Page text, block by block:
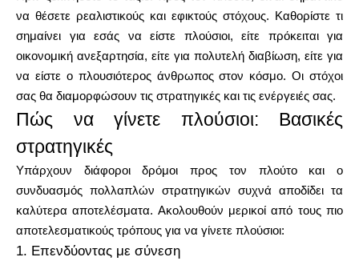
Ο λογαριασμός μου
Λάβετε χρηματοδότηση
ask@scrambleup.com
+372 712 2955
να θέσετε ρεαλιστικούς και εφικτούς στόχους. Καθορίστε τι
σημαίνει για εσάς να είστε πλούσιοι, είτε πρόκειται για
οικονομική ανεξαρτησία, είτε για πολυτελή διαβίωση, είτε για
να είστε ο πλουσιότερος άνθρωπος στον κόσμο. Οι στόχοι
σας θα διαμορφώσουν τις στρατηγικές και τις ενέργειές σας.
Πώς να γίνετε πλούσιοι: Βασικές
στρατηγικές
Υπάρχουν διάφοροι δρόμοι προς τον πλούτο και ο
συνδυασμός πολλαπλών στρατηγικών συχνά αποδίδει τα
καλύτερα αποτελέσματα. Ακολουθούν μερικοί από τους πιο
αποτελεσματικούς τρόπους για να γίνετε πλούσιοι:
1. Επενδύοντας με σύνεση